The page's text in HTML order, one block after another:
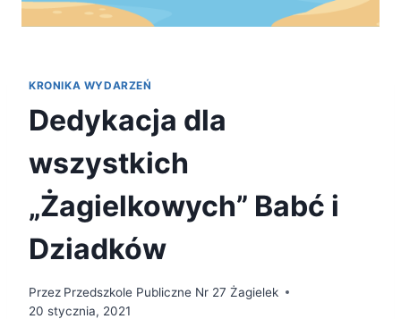
KRONIKA WYDARZEŃ
Dedykacja dla
wszystkich
„Żagielkowych” Babć i
Dziadków
Przez Przedszkole Publiczne Nr 27 Żagielek
20 stycznia, 2021